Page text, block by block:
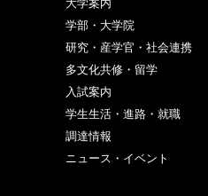
大学案内
学部・大学院
研究・産学官・社会連携
多文化共修・留学
入試案内
学生生活・進路・就職
調達情報
ニュース・イベント